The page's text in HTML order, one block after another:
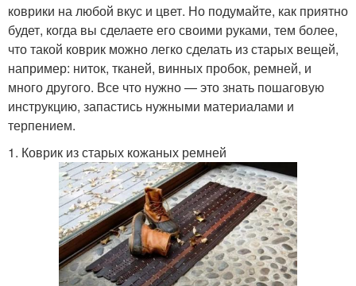
коврики на любой вкус и цвет. Но подумайте, как приятно
будет, когда вы сделаете его своими руками, тем более,
что такой коврик можно легко сделать из старых вещей,
например: ниток, тканей, винных пробок, ремней, и
много другого. Все что нужно — это знать пошаговую
инструкцию, запастись нужными материалами и
терпением.
1. Коврик из старых кожаных ремней